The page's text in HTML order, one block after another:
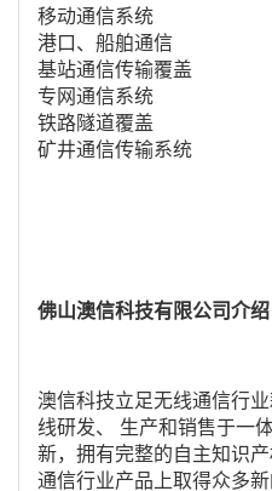
移动通信系统
港口、船舶通信
基站通信传输覆盖
专网通信系统
铁路隧道覆盖
矿井通信传输系统
佛山澳信科技有限公司介绍
澳信科技立足无线通信行
线研发、 生产和销售于一
新，拥有完整的自主知识
通信行业产品上取得众多